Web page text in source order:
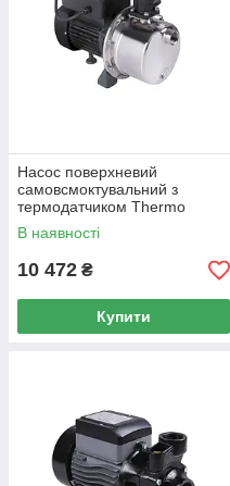
Насос поверхневий
самовсмоктувальний з
термодатчиком Thermo
Alliance SJETS-100NT 0,75
кВт
В наявності
10 472 ₴
Купити